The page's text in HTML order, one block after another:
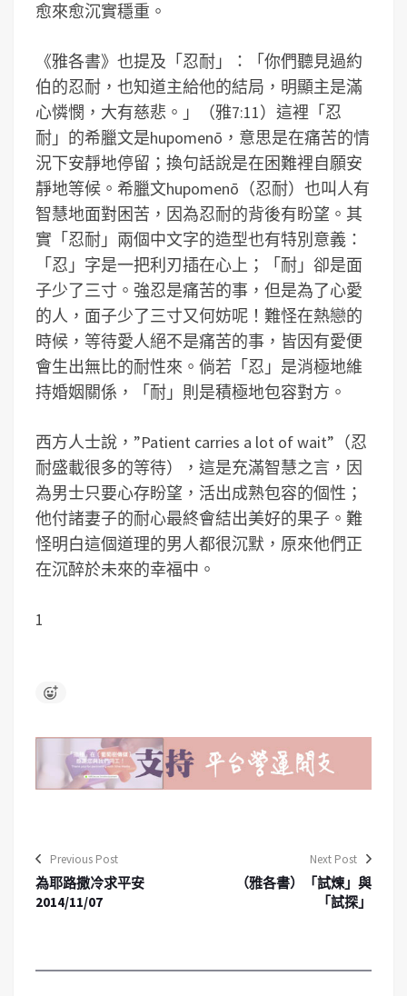
愈來愈沉實穩重。
《雅各書》也提及「忍耐」：「你們聽見過約
伯的忍耐，也知道主給他的結局，明顯主是滿
心憐憫，大有慈悲。」（雅7:11）這裡「忍
耐」的希臘文是hupomenō，意思是在痛苦的情
況下安靜地停留；換句話說是在困難裡自願安
靜地等候。希臘文hupomenō（忍耐）也叫人有
智慧地面對困苦，因為忍耐的背後有盼望。其
實「忍耐」兩個中文字的造型也有特別意義：
「忍」字是一把利刃插在心上；「耐」卻是面
子少了三寸。強忍是痛苦的事，但是為了心愛
的人，面子少了三寸又何妨呢！難怪在熱戀的
時候，等待愛人絕不是痛苦的事，皆因有愛便
會生出無比的耐性來。倘若「忍」是消極地維
持婚姻關係，「耐」則是積極地包容對方。
西方人士說，”Patient carries a lot of wait”（忍
耐盛載很多的等待），這是充滿智慧之言，因
為男士只要心存盼望，活出成熟包容的個性；
他付諸妻子的耐心最終會結出美好的果子。難
怪明白這個道理的男人都很沉默，原來他們正
在沉醉於未來的幸福中。
1
Previous Post
為耶路撒冷求平安
2014/11/07
Next Post
（雅各書）「試煉」與
「試探」